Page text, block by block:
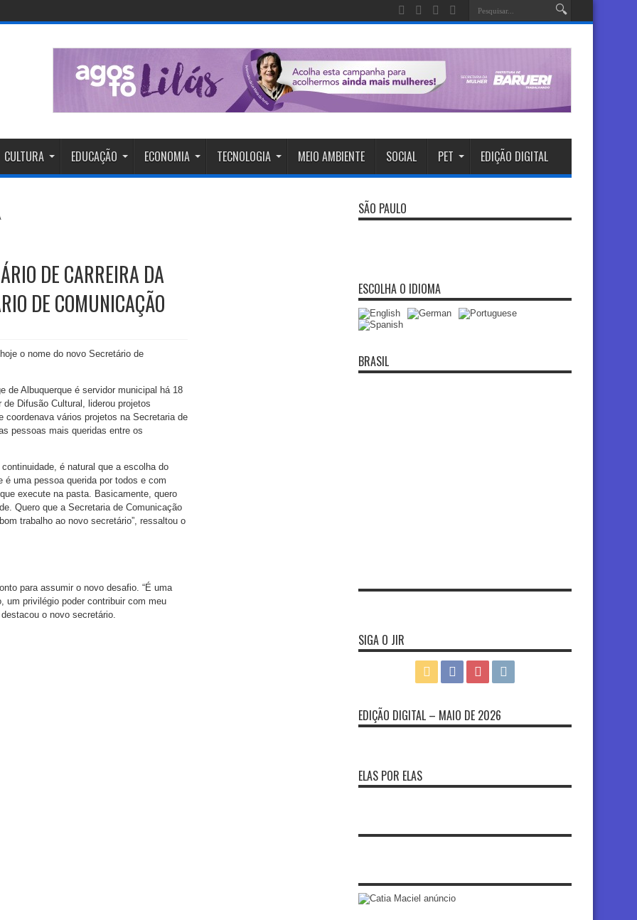
CULTURA EDUCAÇÃO ECONOMIA TECNOLOGIA MEIO AMBIENTE SOCIAL PET EDIÇÃO DIGITAL
DE CARREIRA DA
DE COMUNICAÇÃO
o nome do novo Secretário de
de Albuquerque é servidor municipal há 18
Difusão Cultural, liderou projetos
vários projetos na Secretaria de
pessoas mais queridas entre os
é natural que a escolha do
é uma pessoa querida por todos e com
execute na pasta. Basicamente, quero
Quero que a Secretaria de Comunicação
trabalho ao novo secretário”, ressaltou o
para assumir o novo desafio. “É uma
um privilégio poder contribuir com meu
o novo secretário.
SÃO PAULO
ESCOLHA O IDIOMA
BRASIL
SIGA O JIR
EDIÇÃO DIGITAL – MAIO DE 2026
ELAS POR ELAS